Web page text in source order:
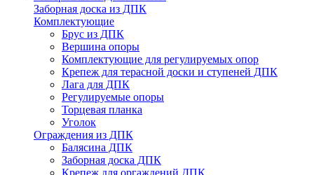
Заборная доска из ДПК
Комплектующие
Брус из ДПК
Вершина опоры
Комплектующие для регулируемых опор
Крепеж для терасной доски и ступеней ДПК
Лага для ДПК
Регулируемые опоры
Торцевая планка
Уголок
Ограждения из ДПК
Балясина ДПК
Заборная доска ДПК
Крепеж для оргаждений ДПК